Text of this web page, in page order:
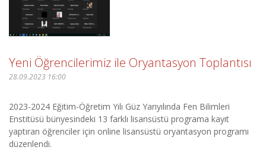
Yeni Öğrencilerimiz ile Oryantasyon Toplantısı
28.09.2023 16:00
2023-2024 Eğitim-Öğretim Yılı Güz Yarıyılında Fen Bilimleri
Enstitüsü bünyesindeki 13 farklı lisansüstü programa kayıt
yaptıran öğrenciler için online lisansüstü oryantasyon programı
düzenlendi.